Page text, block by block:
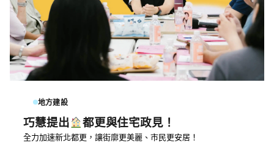
地方建設
巧慧提出 都更與住宅政見！
全力加速新北都更，讓街廓更美麗、市民更安居！